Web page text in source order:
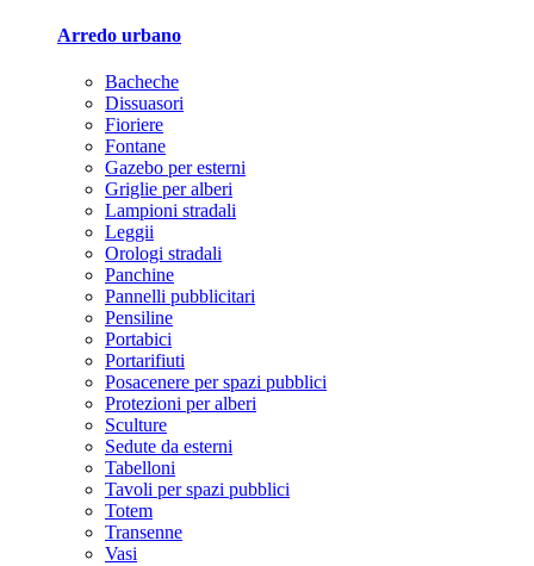
Arredo urbano
Bacheche
Dissuasori
Fioriere
Fontane
Gazebo per esterni
Griglie per alberi
Lampioni stradali
Leggii
Orologi stradali
Panchine
Pannelli pubblicitari
Pensiline
Portabici
Portarifiuti
Posacenere per spazi pubblici
Protezioni per alberi
Sculture
Sedute da esterni
Tabelloni
Tavoli per spazi pubblici
Totem
Transenne
Vasi